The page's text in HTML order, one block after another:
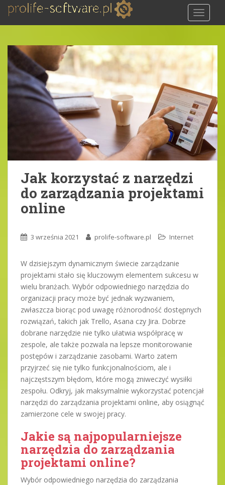
i
Jak korzystać z narzędzi
do zarządzania projektami
online
3 września 2021 prolife-software.pl Internet
W dzisiejszym dynamicznym świecie zarządzanie
projektami stało się kluczowym elementem sukcesu w
wielu branżach. Wybór odpowiedniego narzędzia do
organizacji pracy może być jednak wyzwaniem,
zwłaszcza biorąc pod uwagę różnorodność dostępnych
rozwiązań, takich jak Trello, Asana czy Jira. Dobrze
dobrane narzędzie nie tylko ułatwia współpracę w
zespole, ale także pozwala na lepsze monitorowanie
postępów i zarządzanie zasobami. Warto zatem
przyjrzeć się nie tylko funkcjonalnościom, ale i
najczęstszym błędom, które mogą zniweczyć wysiłki
zespołu. Odkryj, jak maksymalnie wykorzystać potencjał
narzędzi do zarządzania projektami online, aby osiągnąć
zamierzone cele w swojej pracy.
Jakie są najpopularniejsze
narzędzia do zarządzania
projektami online?
Wybór odpowiedniego narzędzia do zarządzania